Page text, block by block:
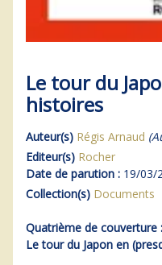
Le tour du
histoires
Auteur(s) Régis Arnaud
Editeur(s) Rocher
Date de parution : 19/03/
Collection(s) Documents
Quatrième de couverture :
Le tour du Japon en